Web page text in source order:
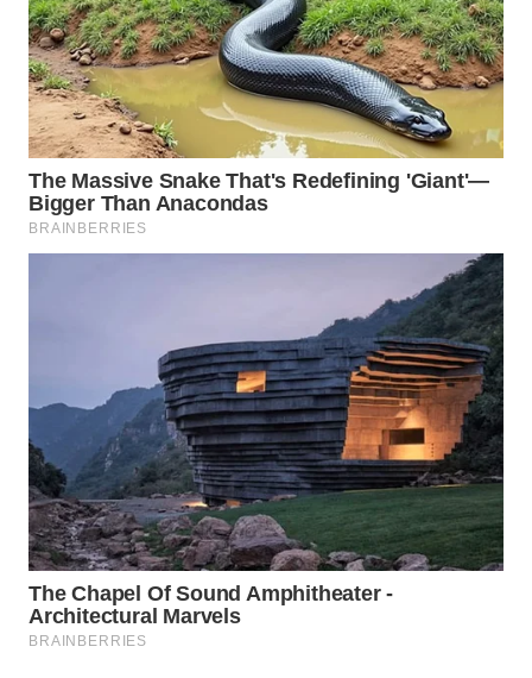
MAJALENGKA
WN
SUBANG
WN
SUKABUMI
WN
WN
SEMARANG
WN
SOLO
WN
BOROBUDUR